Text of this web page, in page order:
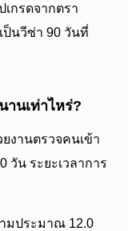
กรดจากตรา
ป็นวีซ่า 90 วันที่
านเท่าไหร่?
งานตรวจคนเข้า
วัน ระยะเวลาการ
มประมาณ 12.0